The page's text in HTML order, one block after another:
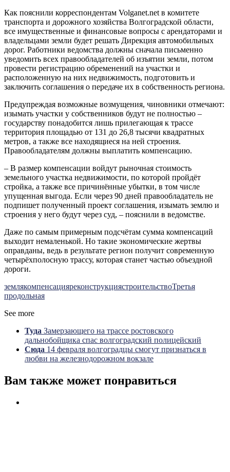
Как пояснили корреспондентам Volganet.net в комитете
транспорта и дорожного хозяйства Волгоградской области,
все имущественные и финансовые вопросы с арендаторами и
владельцами земли будет решать Дирекция автомобильных
дорог. Работники ведомства должны сначала письменно
уведомить всех правообладателей об изъятии земли, потом
провести регистрацию обременений на участки и
расположенную на них недвижимость, подготовить и
заключить соглашения о передаче их в собственность региона.
Предупреждая возможные возмущения, чиновники отмечают:
изымать участки у собственников будут не полностью –
государству понадобится лишь прилегающая к трассе
территория площадью от 131 до 26,8 тысячи квадратных
метров, а также все находящиеся на ней строения.
Правообладателям должны выплатить компенсацию.
– В размер компенсации войдут рыночная стоимость
земельного участка недвижимости, по которой пройдёт
стройка, а также все причинённые убытки, в том числе
упущенная выгода. Если через 90 дней правообладатель не
подпишет полученный проект соглашения, изымать землю и
строения у него будут через суд, – пояснили в ведомстве.
Даже по самым примерным подсчётам сумма компенсаций
выходит немаленькой. Но такие экономические жертвы
оправданы, ведь в результате регион получит современную
четырёхполосную трассу, которая станет частью объездной
дороги.
землякомпенсацияреконструкциястроительствоТретья
продольная
See more
Туда Замерзающего на трассе ростовского
дальнобойщика спас волгоградский полицейский
Сюда 14 февраля волгоградцы смогут признаться в
любви на железнодорожном вокзале
Вам также может понравиться